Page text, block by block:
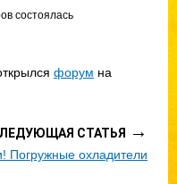
состоялась
форум на
СТАТЬЯ →
Погружные охладители